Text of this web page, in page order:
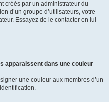
créés par un administrateur du
d’un groupe d’utilisateurs, votre
Essayez de le contacter en lui
apparaissent dans une couleur
une couleur aux membres d’un